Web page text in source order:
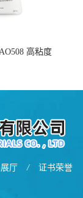
高粘度
厅 / 证书荣誉